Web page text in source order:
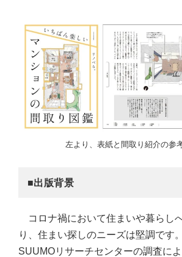
左より、表紙と間取り紹介の参
■出版背景
コロナ禍において住まいや暮らし
り、住まい探しのニーズは堅調です
SUUMOリサーチセンターの調査に